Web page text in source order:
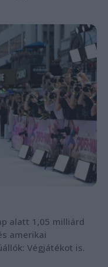
alatt 1,05 milliárd
amerikai
Végjátékot is.